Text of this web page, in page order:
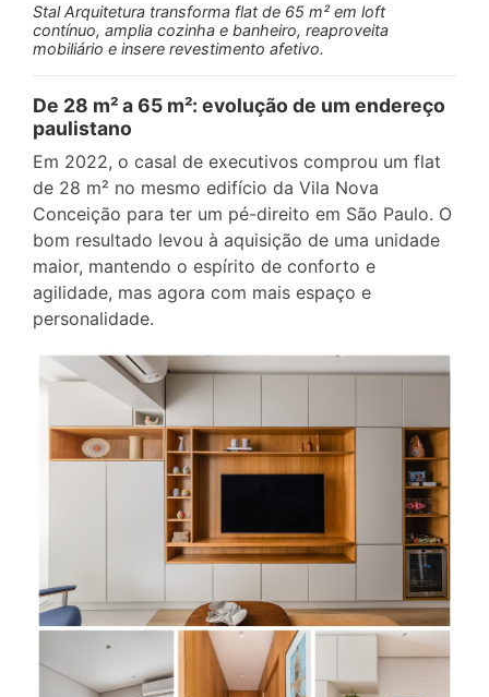
Stal Arquitetura transforma flat de 65 m² em loft
contínuo, amplia cozinha e banheiro, reaproveita
mobiliário e insere revestimento afetivo.
De 28 m² a 65 m²: evolução de um endereço
paulistano
Em 2022, o casal de executivos comprou um flat
de 28 m² no mesmo edifício da Vila Nova
Conceição para ter um pé-direito em São Paulo. O
bom resultado levou à aquisição de uma unidade
maior, mantendo o espírito de conforto e
agilidade, mas agora com mais espaço e
personalidade.